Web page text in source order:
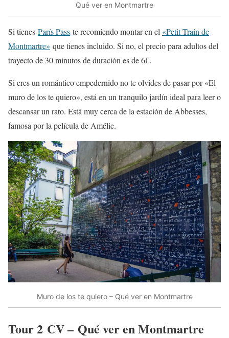
Qué ver en Montmartre
Si tienes París Pass te recomiendo montar en el «Petit Train de
Montmartre» que tienes incluido. Si no, el precio para adultos del
trayecto de 30 minutos de duración es de 6€.
Si eres un romántico empedernido no te olvides de pasar por «El
muro de los te quiero», está en un tranquilo jardín ideal para leer o
descansar un rato. Está muy cerca de la estación de Abbesses,
famosa por la película de Amélie.
Muro de los te quiero – Qué ver en Montmartre
Tour 2 CV – Qué ver en Montmartre